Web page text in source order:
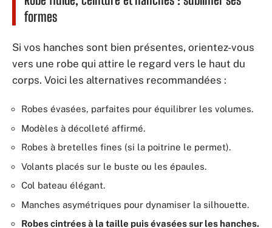
formes
Si vos hanches sont bien présentes, orientez-vous
vers une robe qui attire le regard vers le haut du
corps. Voici les alternatives recommandées :
Robes évasées, parfaites pour équilibrer les volumes.
Modèles à décolleté affirmé.
Robes à bretelles fines (si la poitrine le permet).
Volants placés sur le buste ou les épaules.
Col bateau élégant.
Manches asymétriques pour dynamiser la silhouette.
Robes cintrées à la taille puis évasées sur les hanches.